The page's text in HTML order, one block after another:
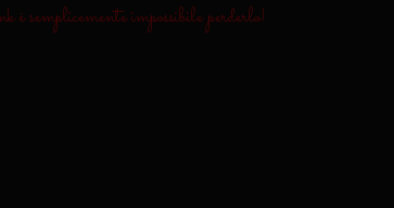
impossibile perderlo!